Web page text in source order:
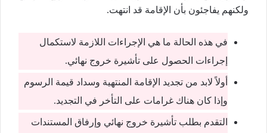
ولكنهم يفاجئون بأن الإقامة قد انتهت.
في هذه الحالة ما هي الإجراءات اللازمة لاستكمال
إجراءات الحصول على تأشيرة خروج نهائي.
أولاً لابد من تجديد الإقامة المنتهية وسداد قيمة الرسوم
وإذا كان هناك غرامات على التأخر في التجديد.
التقدم بطلب تأشيرة خروج نهائي وإرفاق المستندات